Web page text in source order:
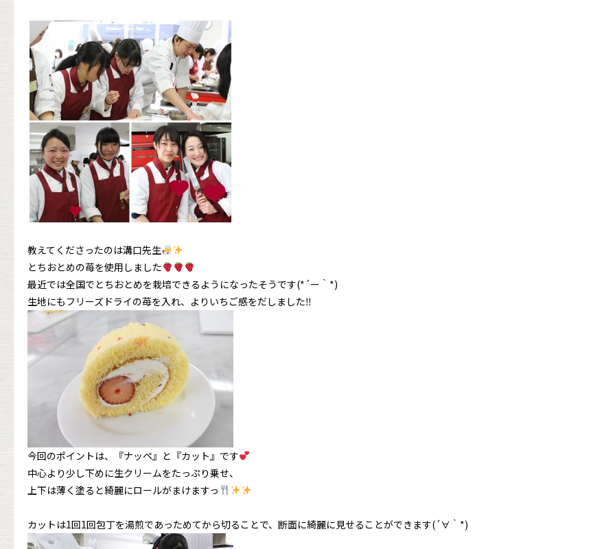
教えてくださったのは溝口先生
とちおとめの苺を使用しました
最近では全国でとちおとめを栽培できるようになったそうです(*´ー｀*)
生地にもフリーズドライの苺を入れ、よりいちご感をだしました‼
今回のポイントは、『ナッペ』と『カット』です
中心より少し下めに生クリームをたっぷり乗せ、
上下は薄く塗ると綺麗にロールがまけますっ
カットは1回1回包丁を湯煎であっためてから切ることで、断面に綺麗に見せることができます(´∀｀*)